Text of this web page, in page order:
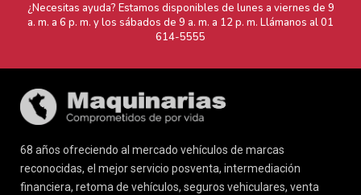
¿Necesitas ayuda? Estamos disponibles de lunes a viernes de 9
a. m. a 6 p. m. y los sábados de 9 a. m. a 12 p. m. Llámanos al01
614-5555
68 años ofreciendo al mercado vehículos de marcas
reconocidas, el mejor servicio posventa, intermediación
financiera, retoma de vehículos, seguros vehiculares, venta